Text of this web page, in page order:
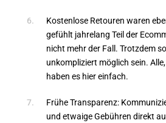
Kostenlose Retouren waren
gefühlt jahrelang Teil der
nicht mehr der Fall. Trotzdem
unkompliziert möglich sein.
haben es hier einfach.
Frühe Transparenz:
und etwaige Gebühren direkt